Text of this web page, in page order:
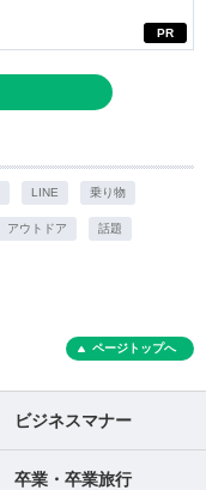
PR
LINE 乗り物
アウトドア 話題
ページトップへ
ビジネスマナー
卒業・卒業旅行